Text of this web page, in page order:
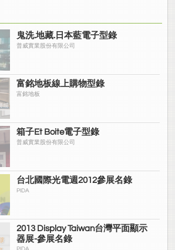
鬼洗.地藏.日本藍電子型錄
普威實業股份有限公司
富銘地板線上購物型錄
富銘地板
箱子Et Boite電子型錄
普威實業股份有限公司
台北國際光電週2012參展名錄
PIDA
2013 Display Taiwan台灣平面顯示
器展-參展名錄
PIDA